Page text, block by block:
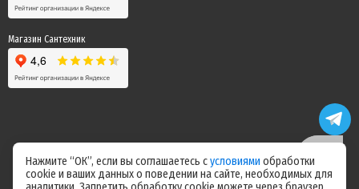
Магазин Сантехник
Цены на сайте не являются офертой! Актуальные цены уточняйте у
Нажмите “ОК”, если вы соглашаетесь сусловиями обработки
cookie и ваших данных о поведении на сайте, необходимых для